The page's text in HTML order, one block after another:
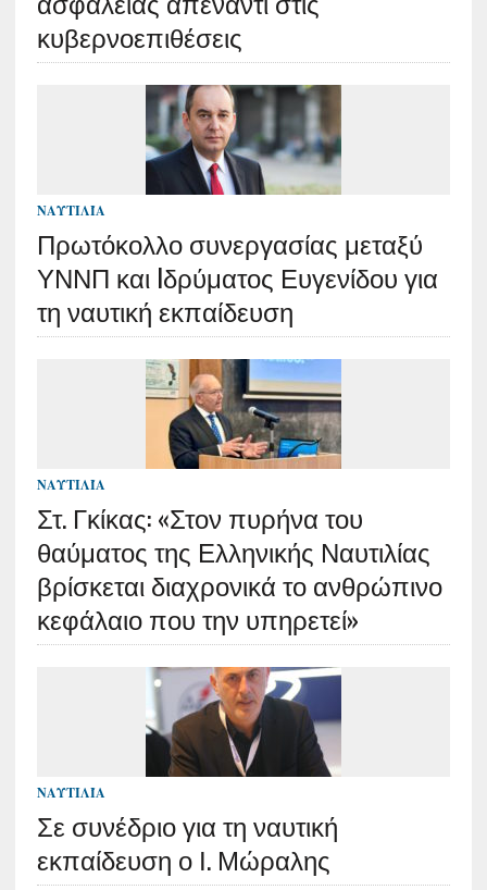
κυβερνοεπιθέσεις
ΝΑΥΤΙΛΊΑ
Πρωτόκολλο συνεργασίας μεταξύ
ΥΝΝΠ και Iδρύματος Ευγενίδου για
τη ναυτική εκπαίδευση
ΝΑΥΤΙΛΊΑ
Στ. Γκίκας: «Στον πυρήνα του
θαύματος της Ελληνικής Ναυτιλίας
βρίσκεται διαχρονικά το ανθρώπινο
κεφάλαιο που την υπηρετεί»
ΝΑΥΤΙΛΊΑ
Σε συνέδριο για τη ναυτική
εκπαίδευση ο Ι. Μώραλης